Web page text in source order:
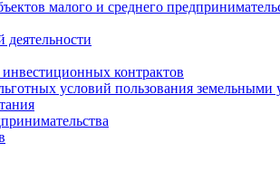
малого и среднего
контрактов
условий пользования